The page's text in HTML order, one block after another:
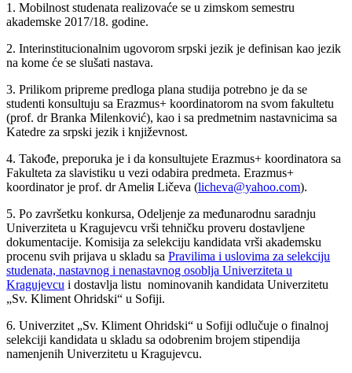
1. Mobilnost studenata realizovaće se u zimskom semestru
akademske 2017/18. godine.
2. Interinstitucionalnim ugovorom srpski jezik je definisan kao jezik
na kome će se slušati nastava.
3. Prilikom pripreme predloga plana studija potrebno je da se
studenti konsultuju sa Erazmus+ koordinatorom na svom fakultetu
(prof. dr Branka Milenković), kao i sa predmetnim nastavnicima sa
Katedre za srpski jezik i književnost.
4. Takođe, preporuka je i da konsultujete Erazmus+ koordinatora sa
Fakulteta za slavistiku u vezi odabira predmeta. Erazmus+
koordinator je prof. dr Ameliя Ličeva (licheva@yahoo.com).
5. Po završetku konkursa, Odeljenje za međunarodnu saradnju
Univerziteta u Kragujevcu vrši tehničku proveru dostavljene
dokumentacije. Komisija za selekciju kandidata vrši akademsku
procenu svih prijava u skladu sa Pravilima i uslovima za selekciju
studenata, nastavnog i nenastavnog osoblja Univerziteta u
Kragujevcu i dostavlja listu nominovanih kandidata Univerzitetu
„Sv. Kliment Ohridski“ u Sofiji.
6. Univerzitet „Sv. Kliment Ohridski“ u Sofiji odlučuje o finalnoj
selekciji kandidata u skladu sa odobrenim brojem stipendija
namenjenih Univerzitetu u Kragujevcu.